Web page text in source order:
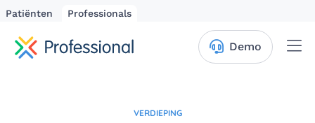
Patiënten Professionals
Demo
VERDIEPING